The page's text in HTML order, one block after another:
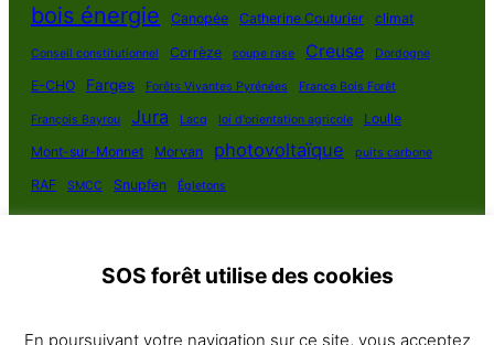
bois énergie Canopée Catherine Couturier climat
Conseil constitutionnel Corrèze coupe rase Creuse Dordogne
E-CHO Farges Forêts Vivantes Pyrénées France Bois Forêt
François Bayrou Jura Lacq loi d'orientation agricole
Loulle
Mont-sur-Monnet
Morvan photovoltaïque puits carbone
RAF SMCC Snupfen Égletons
SOS Forêt France 2025
Politique de confidentialité· Contact· Plan du site
SOS forêt utilise des cookies
En poursuivant votre navigation sur ce site, vous acceptez